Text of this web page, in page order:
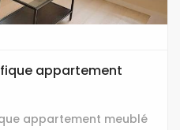
appartement
appartement meublé